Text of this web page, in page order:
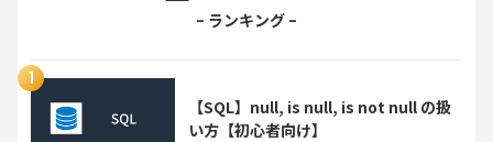
【SQL】null, is null, is not null の扱
い方【初心者向け】